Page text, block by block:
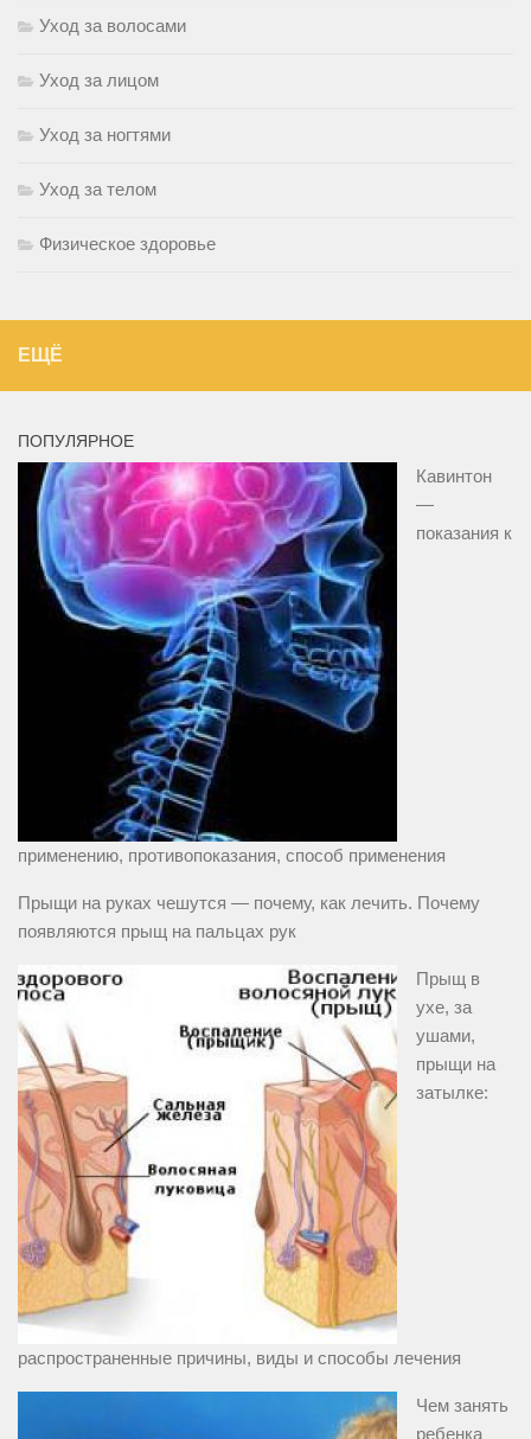
Уход за волосами
Уход за лицом
Уход за ногтями
Уход за телом
Физическое здоровье
ЕЩЁ
ПОПУЛЯРНОЕ
Кавинтон
—
показания к
применению, противопоказания, способ применения
Прыщи на руках чешутся — почему, как лечить. Почему
появляются прыщ на пальцах рук
Прыщ в
ухе, за
ушами,
прыщи на
затылке:
распространенные причины, виды и способы лечения
Чем занять
ребенка